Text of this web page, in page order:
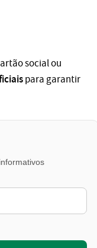
social ou
para garantir